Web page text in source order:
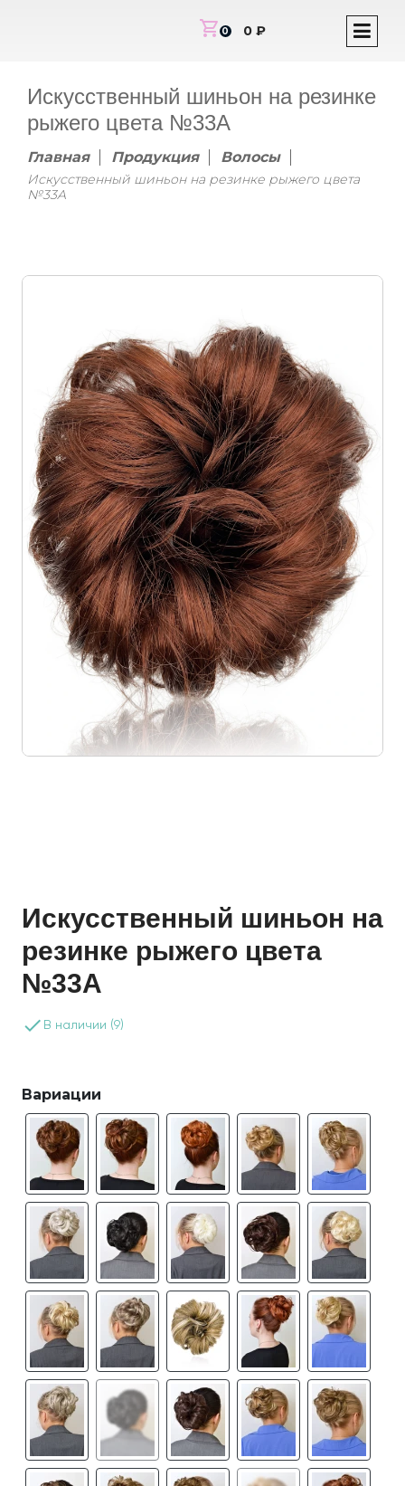
shopping_cart0 0 ₽
Искусственный шиньон на резинке
рыжего цвета №33A
Главная Продукция Волосы
Искусственный шиньон на резинке рыжего цвета
№33A
Искусственный шиньон на
резинке рыжего цвета
№33A
done В наличии (9)
Вариации